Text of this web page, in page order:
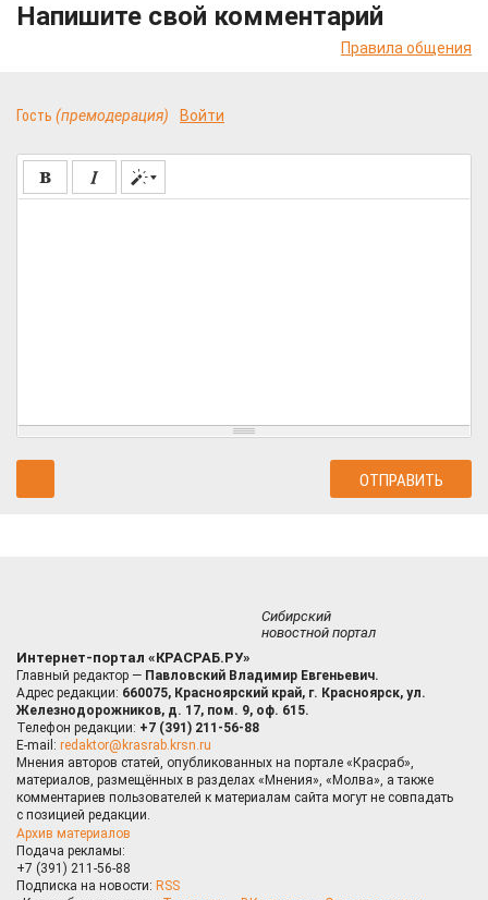
Напишите свой комментарий
Правила общения
Гость (премодерация) Войти
Сибирский
новостной портал
Интернет-портал «КРАСРАБ.РУ»
Главный редактор — Павловский Владимир Евгеньевич.
Адрес редакции: 660075, Красноярский край, г. Красноярск, ул.
Железнодорожников, д. 17, пом. 9, оф. 615.
Телефон редакции: +7 (391) 211-56-88
E-mail: redaktor@krasrab.krsn.ru
Мнения авторов статей, опубликованных на портале «Красраб»,
материалов, размещённых в разделах «Мнения», «Молва», а также
комментариев пользователей к материалам сайта могут не совпадать
с позицией редакции.
Архив материалов
Подача рекламы:
+7 (391) 211-56-88
Подписка на новости: RSS